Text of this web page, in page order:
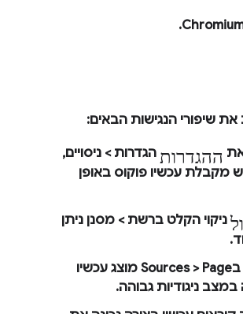
.
שיפורי הנגישות הבאים:
ההגדרות הגדרות > ניסויים,
מקבלת עכשיו פוקוס באופן
ניקוי הקלט ברשת > מסנן ניתן
ב
Sources> Page
מוצג עכשיו
במצב ניגודיות גבוהה.